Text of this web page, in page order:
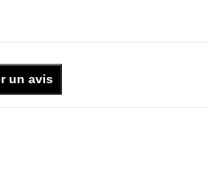
un avis